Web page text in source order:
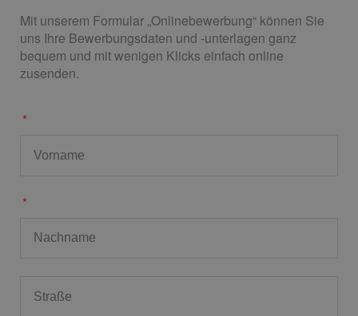
Mit unserem Formular „Onlinebewerbung“ können Sie
uns Ihre Bewerbungsdaten und -unterlagen ganz
bequem und mit wenigen Klicks einfach online
zusenden.